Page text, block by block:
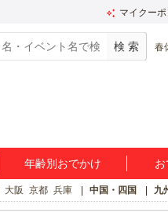
マイクーポ
春
年齢別おでかけ
大阪 京都 兵庫 中国・四国 九